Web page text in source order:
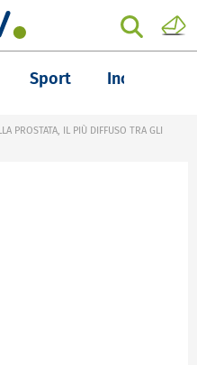
Sport Inchieste
PROSTATA, IL PIÙ DIFFUSO TRA GLI